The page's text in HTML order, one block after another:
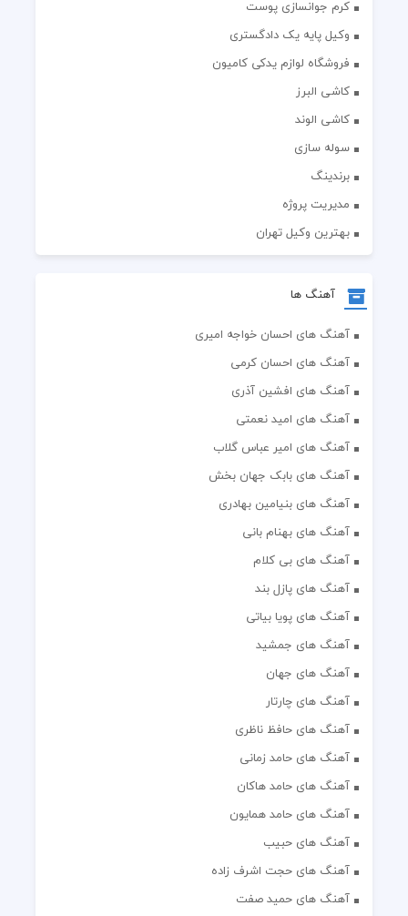
کرم جوانسازی پوست
وکیل پایه یک دادگستری
فروشگاه لوازم یدکی کامیون
کاشی البرز
کاشی الوند
سوله سازی
برندینگ
مدیریت پروژه
بهترین وکیل تهران
آهنگ ها
آهنگ های احسان خواجه امیری
آهنگ های احسان کرمی
آهنگ های افشین آذری
آهنگ های امید نعمتی
آهنگ های امیر عباس گلاب
آهنگ های بابک جهان بخش
آهنگ های بنیامین بهادری
آهنگ های بهنام بانی
آهنگ های بی کلام
آهنگ های پازل بند
آهنگ های پویا بیاتی
آهنگ های جمشید
آهنگ های جهان
آهنگ های چارتار
آهنگ های حافظ ناظری
آهنگ های حامد زمانی
آهنگ های حامد هاکان
آهنگ های حامد همایون
آهنگ های حبیب
آهنگ های حجت اشرف زاده
آهنگ های حمید صفت